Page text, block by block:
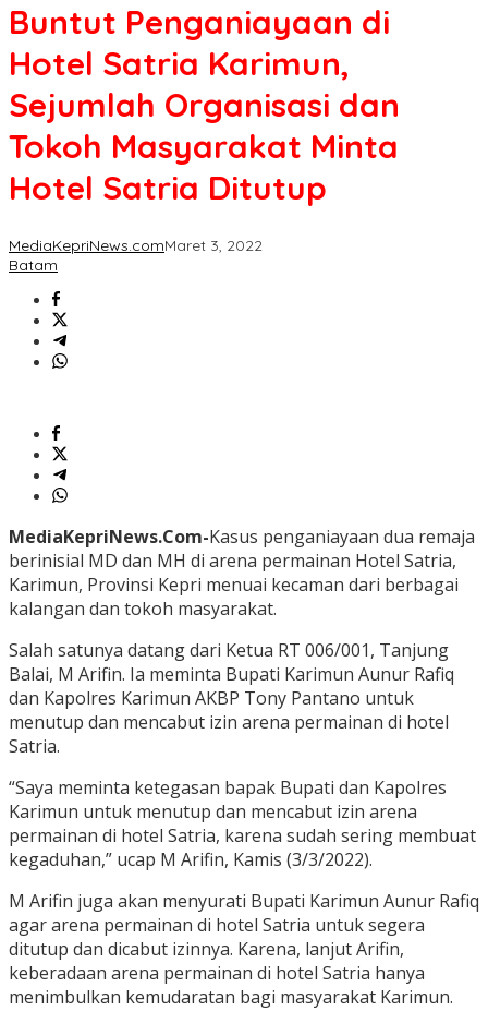
Buntut Penganiayaan di
Hotel Satria Karimun,
Sejumlah Organisasi dan
Tokoh Masyarakat Minta
Hotel Satria Ditutup
MediaKepriNews.comMaret 3, 2022
Batam
MediaKepriNews.Com-Kasus penganiayaan dua remaja
berinisial MD dan MH di arena permainan Hotel Satria,
Karimun, Provinsi Kepri menuai kecaman dari berbagai
kalangan dan tokoh masyarakat.
Salah satunya datang dari Ketua RT 006/001, Tanjung
Balai, M Arifin. Ia meminta Bupati Karimun Aunur Rafiq
dan Kapolres Karimun AKBP Tony Pantano untuk
menutup dan mencabut izin arena permainan di hotel
Satria.
“Saya meminta ketegasan bapak Bupati dan Kapolres
Karimun untuk menutup dan mencabut izin arena
permainan di hotel Satria, karena sudah sering membuat
kegaduhan,” ucap M Arifin, Kamis (3/3/2022).
M Arifin juga akan menyurati Bupati Karimun Aunur Rafiq
agar arena permainan di hotel Satria untuk segera
ditutup dan dicabut izinnya. Karena, lanjut Arifin,
keberadaan arena permainan di hotel Satria hanya
menimbulkan kemudaratan bagi masyarakat Karimun.